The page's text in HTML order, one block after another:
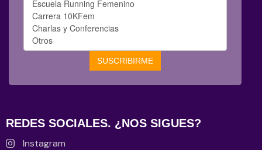
REDES SOCIALES. ¿NOS SIGUES?
Instagram